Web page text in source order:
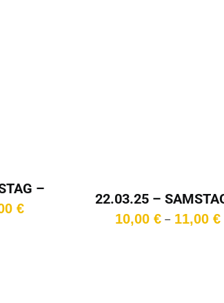
–
€Preisspanne:
22.03.25 –
18:00 Uhr
10,00 € – 11,00 €